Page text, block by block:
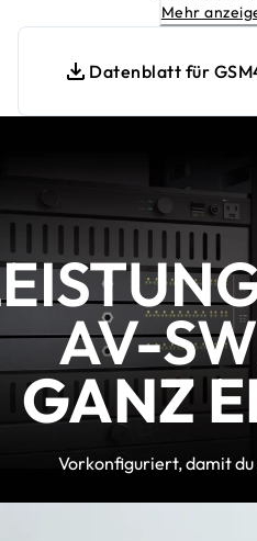
sowie von
sofortige
Mehr
Datenblatt für
AV-
GANZ
Vorkonfiguriert, damit